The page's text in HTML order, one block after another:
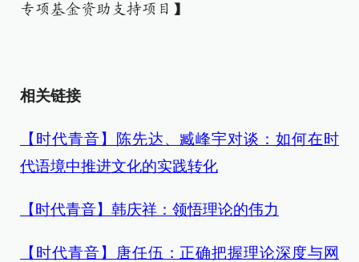
专项基金资助支持项目】
相关链接
【时代青音】陈先达、臧峰宇对谈：如何在时
代语境中推进文化的实践转化
【时代青音】韩庆祥：领悟理论的伟力
【时代青音】唐任伍：正确把握理论深度与网